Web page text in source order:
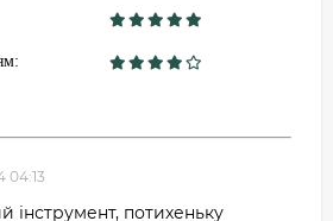
04:13
інструмент, потихеньку